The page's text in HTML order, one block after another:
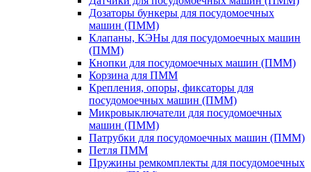
Дозаторы бункеры для посудомоечных
машин (ПММ)
Клапаны, КЭНы для посудомоечных машин
(ПММ)
Кнопки для посудомоечных машин (ПММ)
Корзина для ПММ
Крепления, опоры, фиксаторы для
посудомоечных машин (ПММ)
Микровыключатели для посудомоечных
машин (ПММ)
Патрубки для посудомоечных машин (ПММ)
Петля ПММ
Пружины ремкомплекты для посудомоечных